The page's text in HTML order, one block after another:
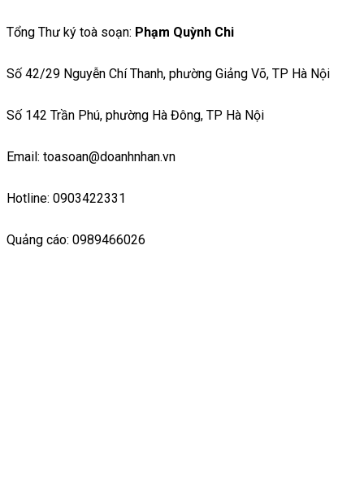
Tổng Thư ký toà soạn: Phạm Quỳnh Chi
Số 42/29 Nguyễn Chí Thanh, phường Giảng Võ, TP Hà Nội
Số 142 Trần Phú, phường Hà Đông, TP Hà Nội
Email: toasoan@doanhnhan.vn
Hotline: 0903422331
Quảng cáo: 0989466026